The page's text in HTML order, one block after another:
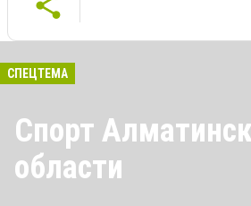
СПЕЦТЕМА
Спорт
области